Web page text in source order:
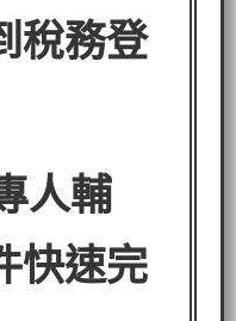
稅務登
人輔
快速完